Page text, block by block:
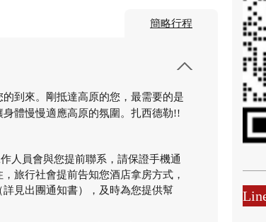
簡略行程
到來。剛抵達高原的您，最需要的是
體慢慢適應高原的氛圍。扎西德勒!!
人員會與您提前聯系，請保證手機通
旅行社會提前告知您酒店拿房方式，
見出團通知書），及時為您提供幫